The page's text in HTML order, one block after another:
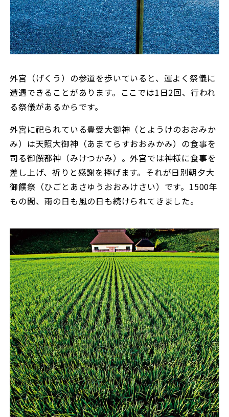
外宮（げくう）の参道を歩いていると、運よく祭儀に
遭遇できることがあります。ここでは1日2回、行われ
る祭儀があるからです。
外宮に祀られている豊受大御神（とようけのおおみか
み）は天照大御神（あまてらすおおみかみ）の食事を
司る御饌都神（みけつかみ）。外宮では神様に食事を
差し上げ、祈りと感謝を捧げます。それが日別朝夕大
御饌祭（ひごとあさゆうおおみけさい）です。1500年
もの間、雨の日も風の日も続けられてきました。